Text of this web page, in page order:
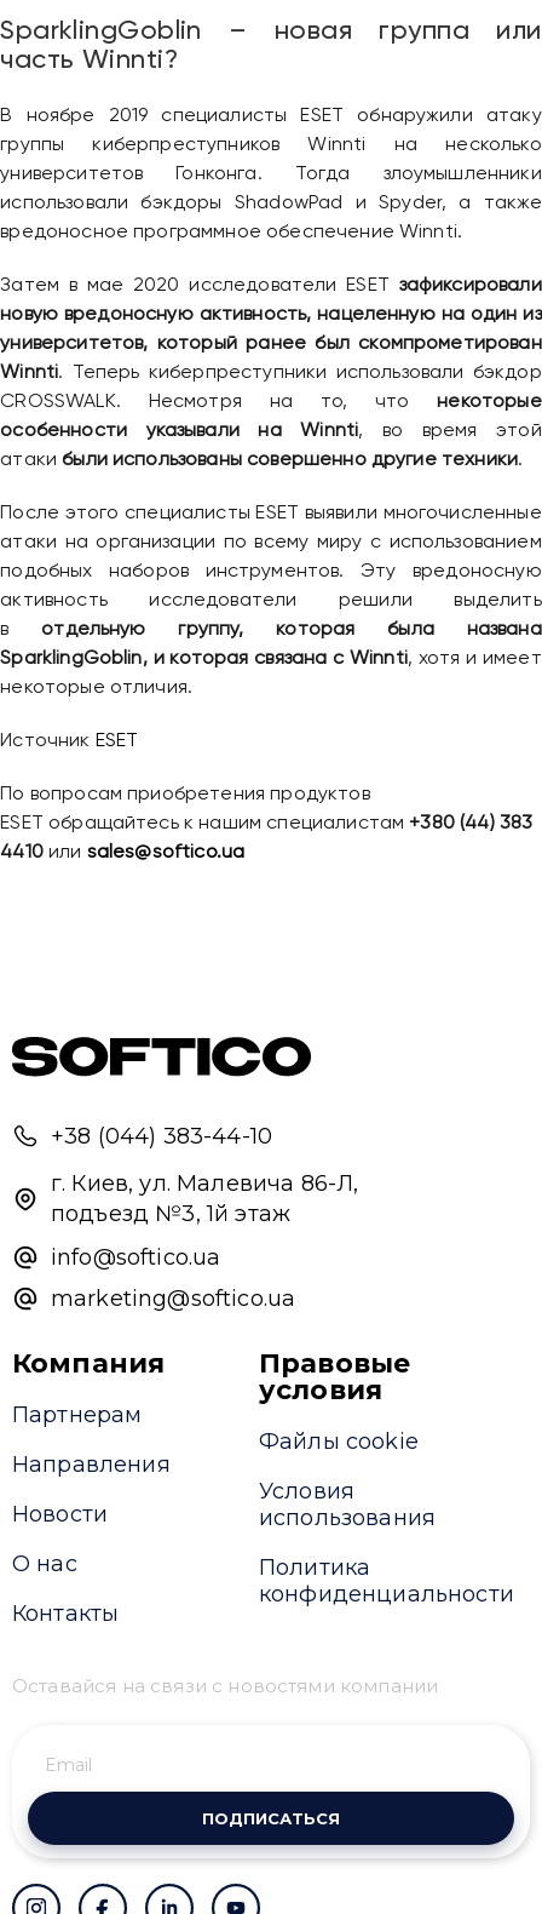
SparklingGoblin – новая группа или
часть Winnti?
В ноябре 2019 специалисты ESET обнаружили атаку
группы киберпреступников Winnti на несколько
университетов Гонконга. Тогда злоумышленники
использовали бэкдоры ShadowPad и Spyder, а также
вредоносное программное обеспечение Winnti.
Затем в мае 2020 исследователи ESET зафиксировали
новую вредоносную активность, нацеленную на один из
университетов, который ранее был скомпрометирован
Winnti. Теперь киберпреступники использовали бэкдор
CROSSWALK. Несмотря на то, чтонекоторые
особенности указывали на Winnti, во время этой
атаки были использованы совершенно другие техники.
После этого специалисты ESET выявили многочисленные
атаки на организации по всему миру с использованием
подобных наборов инструментов. Эту вредоносную
активность исследователи решили выделить
в отдельную группу, которая была названа
SparklingGoblin, и которая связана с Winnti, хотя и имеет
некоторые отличия.
Источник ESET
По вопросам приобретения продуктов
ESET обращайтесь к нашим специалистам +380 (44) 383
4410или sales@softico.ua
+38 (044) 383-44-10
г. Киев, ул. Малевича 86-Л,
подъезд №3, 1й этаж
info@softico.ua
marketing@softico.ua
Компания
Партнерам
Направления
Новости
О нас
Контакты
Правовые
условия
Файлы cookie
Условия
использования
Политика
конфиденциальности
Оставайся на связи с новостями компании
ПОДПИСАТЬСЯ
Привіт 👋, чим тобі допомогти?
Ми зазвичай відповідаємо дуже швидко